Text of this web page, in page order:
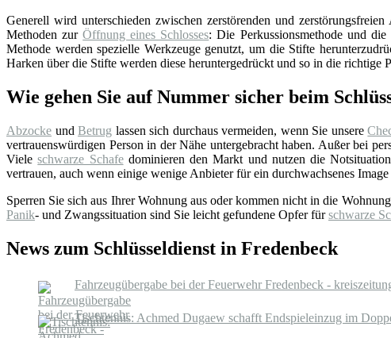
Generell wird unterschieden zwischen zerstörenden und
Methoden zurÖffnung eines Schlosses: Die Perkussionsmethode und
Methode werden spezielle Werkzeuge genutzt, um die Stifte
Harken über die Stifte werden diese heruntergedrückt und so in die richtige
Wie gehen Sie auf Nummer sicher beim
Abzocke undBetrug lassen sich durchaus vermeiden, wenn Sie unsere
vertrauenswürdigen Person in der Nähe untergebracht haben. Außer bei
Vieleschwarze Schafedominieren den Markt und nutzen die
vertrauen, auch wenn einige wenige Anbieter für ein durchwachsenes Image
Sperren Sie sich aus Ihrer Wohnung aus oder kommen nicht in die
Panik- und Zwangssituation sind Sie leicht gefundene Opfer fürschwarze
News zum Schlüsseldienst in Fredenbeck
Fahrzeugübergabe bei der Feuerwehr Fredenbeck -
Tischtennis: Achmed Dugaew schafft Endspieleinzug im